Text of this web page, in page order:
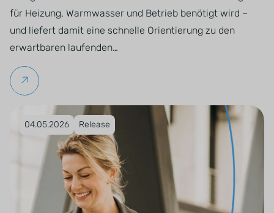
für Heizung, Warmwasser und Betrieb benötigt wird –
und liefert damit eine schnelle Orientierung zu den
erwartbaren laufenden…
Weiterlesen
Veröffentlicht am 04.05.2026
04.05.2026 Release